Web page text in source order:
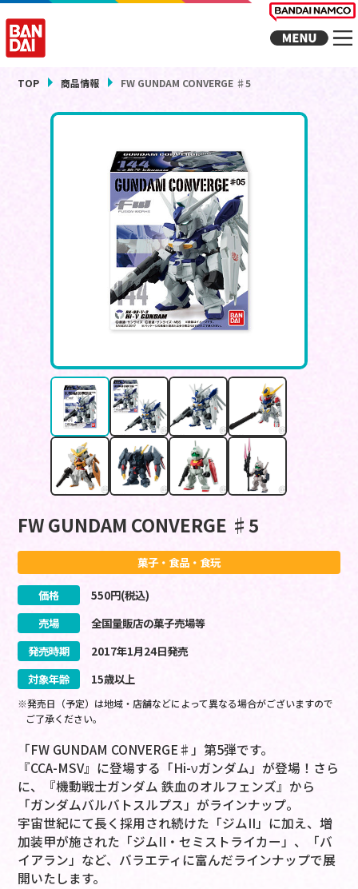
TOP 商品情報 FW GUNDAM CONVERGE ♯5
FW GUNDAM CONVERGE ♯5
菓子・食品・食玩
価格 550円(税込)
売場
全国量販店の菓子売場等
発売時期
2017年1月24日発売
対象年齢
15歳以上
※発売日（予定）は地域・店舗などによって異なる場合がございますので
ご了承ください。
「FW GUNDAM CONVERGE♯」第5弾です。
『CCA-MSV』に登場する「Hi-νガンダム」が登場！さら
に、『機動戦士ガンダム 鉄血のオルフェンズ』から
「ガンダムバルバトスルプス」がラインナップ。
宇宙世紀にて長く採用され続けた「ジムII」に加え、増
加装甲が施された「ジムII・セミストライカー」、「バ
イアラン」など、バラエティに富んだラインナップで展
開いたします。